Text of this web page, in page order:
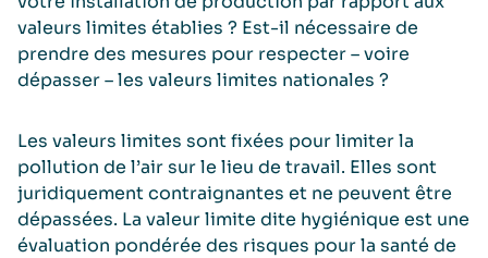
valeurs limites établies ? Est-il nécessaire de
prendre des mesures pour respecter – voire
dépasser – les valeurs limites nationales ?
Les valeurs limites sont fixées pour limiter la
pollution de l’air sur le lieu de travail. Elles sont
juridiquement contraignantes et ne peuvent être
dépassées. La valeur limite dite hygiénique est une
évaluation pondérée des risques pour la santé de